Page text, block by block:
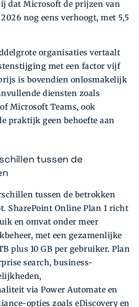
dat Microsoft de prijzen van
nog eens verhoogt, met 5,5
organisaties vertaalt
met een factor vijf
is bovendien onlosmakelijk
diensten zoals
Microsoft Teams, ook
praktijk geen behoefte aan
tussen de
tussen de betrokken
SharePoint Online Plan 1 richt
en omvat onder meer
met een gezamenlijke
plus 10 GB per gebruiker. Plan
search, business-
via Power Automate en
opties zoals eDiscovery en